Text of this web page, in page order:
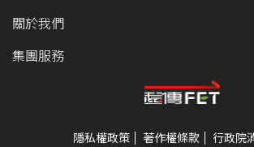
關於我們
集團服務
隱私權政策 著作權條款
行政院